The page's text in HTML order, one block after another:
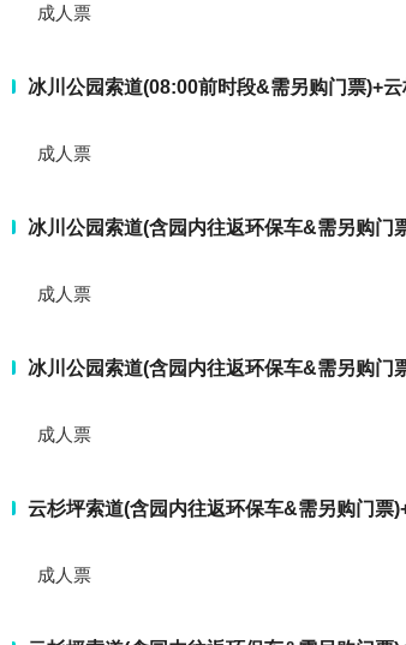
成人票
冰川公园索道(08:00前时段&需另购门票)+
成人票
冰川公园索道(含园内往返环保车&需另购门
成人票
冰川公园索道(含园内往返环保车&需另购门
成人票
云杉坪索道(含园内往返环保车&需另购门票
成人票